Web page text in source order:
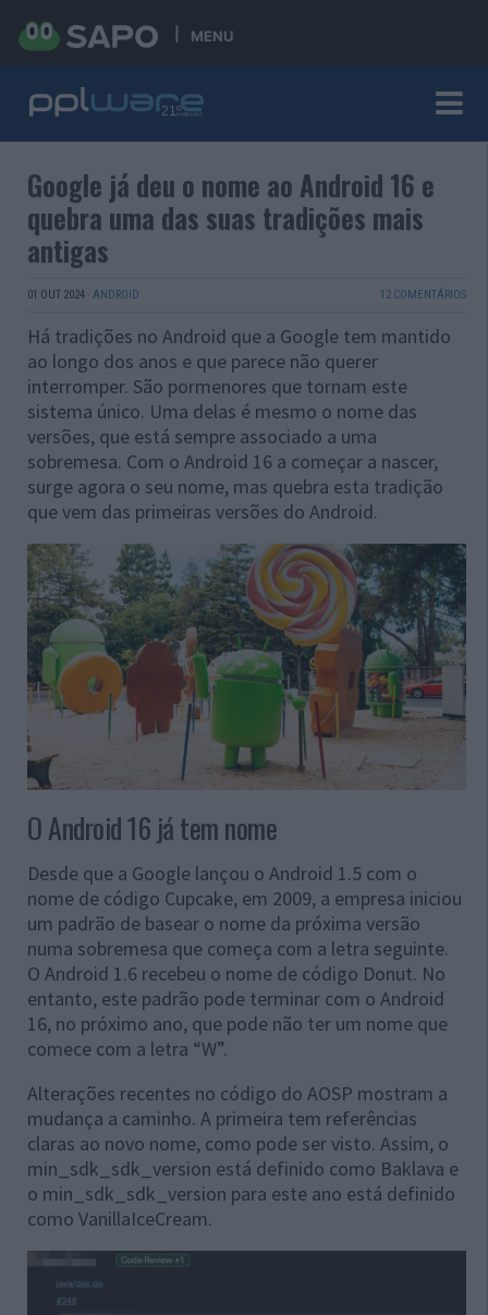
MENU
Google já deu o nome ao Android 16 e
quebra uma das suas tradições mais
antigas
01 OUT 2024 · ANDROID 12 COMENTÁRIOS
Há tradições no Android que a Google tem mantido
ao longo dos anos e que parece não querer
interromper. São pormenores que tornam este
sistema único. Uma delas é mesmo o nome das
versões, que está sempre associado a uma
sobremesa. Com o Android 16 a começar a nascer,
surge agora o seu nome, mas quebra esta tradição
que vem das primeiras versões do Android.
O Android 16 já tem nome
Desde que a Google lançou o Android 1.5 com o
nome de código Cupcake, em 2009, a empresa iniciou
um padrão de basear o nome da próxima versão
numa sobremesa que começa com a letra seguinte.
O Android 1.6 recebeu o nome de código Donut. No
entanto, este padrão pode terminar com o Android
16, no próximo ano, que pode não ter um nome que
comece com a letra “W”.
Alterações recentes no código do AOSP mostram a
mudança a caminho. A primeira tem referências
claras ao novo nome, como pode ser visto. Assim, o
min_sdk_sdk_version está definido como Baklava e
o min_sdk_sdk_version para este ano está definido
como VanillaIceCream.